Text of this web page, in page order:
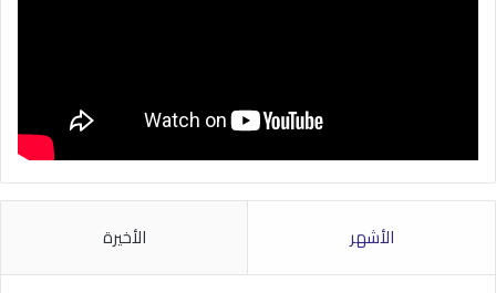
الأشهر الأخيرة